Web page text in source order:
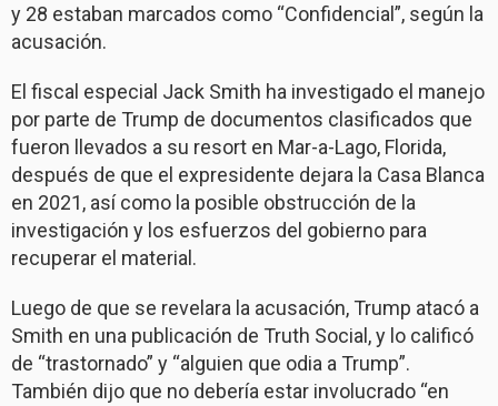
y 28 estaban marcados como “Confidencial”, según la
acusación.
El fiscal especial Jack Smith ha investigado el manejo
por parte de Trump de documentos clasificados que
fueron llevados a su resort en Mar-a-Lago, Florida,
después de que el expresidente dejara la Casa Blanca
en 2021, así como la posible obstrucción de la
investigación y los esfuerzos del gobierno para
recuperar el material.
Luego de que se revelara la acusación, Trump atacó a
Smith en una publicación de Truth Social, y lo calificó
de “trastornado” y “alguien que odia a Trump”.
También dijo que no debería estar involucrado “en